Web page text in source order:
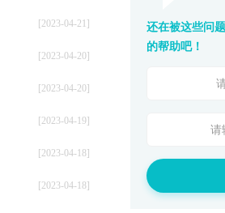
[2023-04-21]
[2023-04-20]
[2023-04-20]
[2023-04-19]
[2023-04-18]
[2023-04-18]
还在被这些问
的帮助吧！